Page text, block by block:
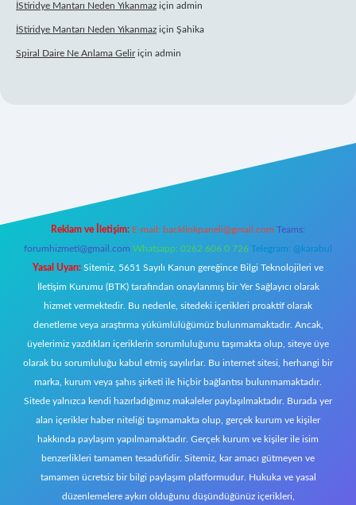
İStiridye Mantarı Neden Yıkanmaz için admin
İStiridye Mantarı Neden Yıkanmaz için Şahika
Spiral Daire Ne Anlama Geliriçin admin
Reklam ve İletişim: E-mail: backlinkpaneli@gmail.com Teams:
forumhizmeti@gmail.com Whatsapp: 0262 606 0 726 Telegram: @karabul
Yasal Uyarı: Sitemiz, 5651 Sayılı Kanun gereğince Bilgi Teknolojileri ve
İletişim Kurumu (BTK) tarafından onaylanmış bir Yer Sağlayıcı olarak
hizmet vermektedir. Bu nedenle, sitedeki içerikleri proaktif olarak
denetleme veya araştırma yükümlülüğümüz bulunmamaktadır. Ancak,
üyelerimiz yazdıkları içeriklerin sorumluluğunu taşımakta olup, siteye üye
olarak bu sorumluluğu kabul etmiş sayılırlar. Bu internet sitesi, herhangi bir
marka, kurum veya şahıs şirketi ile hiçbir bağlantısı bulunmamaktadır.
Sitede yalnızca kendi hazırladığımız makaleler paylaşılmaktadır. Burada yer
alan içerikler haber niteliği taşımamakta olup, gerçek kurum ve kişiler
hakkında paylaşım yapılmamaktadır. Gerçek kurum ve kişiler ile isim
benzerlikleri tamamen tesadüfidir. Sitemiz, kar amacı gütmeyen ve
tamamen ücretsiz bir bilgi paylaşım platformudur. Hukuka ve yasal
düzenlemelere aykırı olduğunu düşündüğünüz içerikleri,